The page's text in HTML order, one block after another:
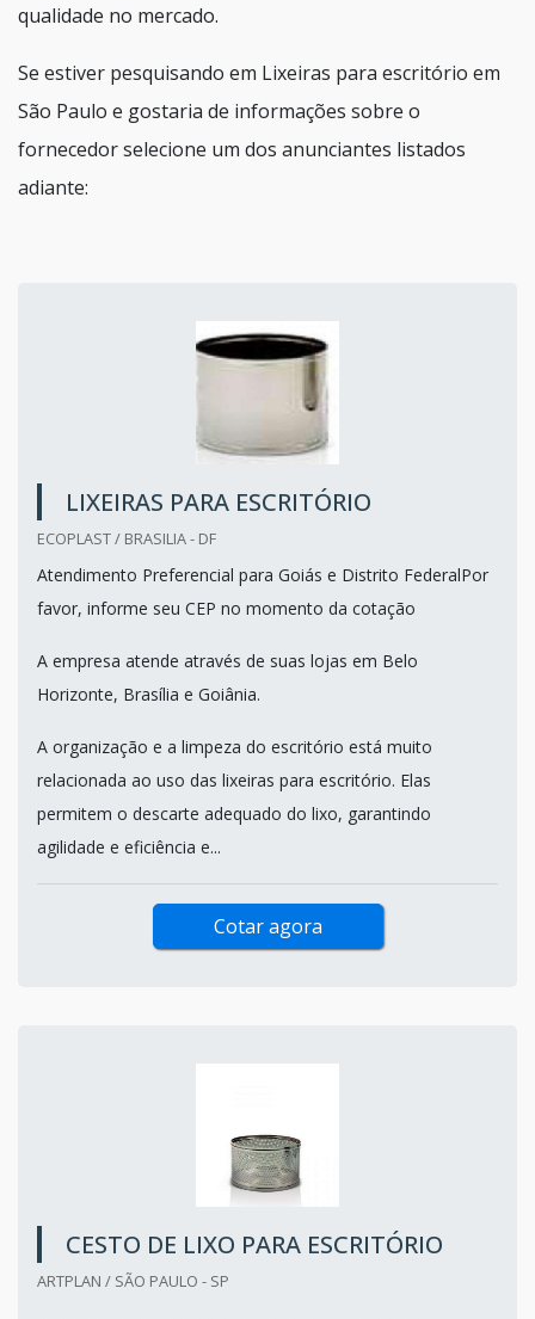
qualidade no mercado.
Se estiver pesquisando em Lixeiras para escritório em
São Paulo e gostaria de informações sobre o
fornecedor selecione um dos anunciantes listados
adiante:
LIXEIRAS PARA ESCRITÓRIO
ECOPLAST / BRASILIA - DF
Atendimento Preferencial para Goiás e Distrito FederalPor
favor, informe seu CEP no momento da cotação
A empresa atende através de suas lojas em Belo
Horizonte, Brasília e Goiânia.
A organização e a limpeza do escritório está muito
relacionada ao uso das lixeiras para escritório. Elas
permitem o descarte adequado do lixo, garantindo
agilidade e eficiência e...
Cotar agora
CESTO DE LIXO PARA ESCRITÓRIO
ARTPLAN / SÃO PAULO - SP